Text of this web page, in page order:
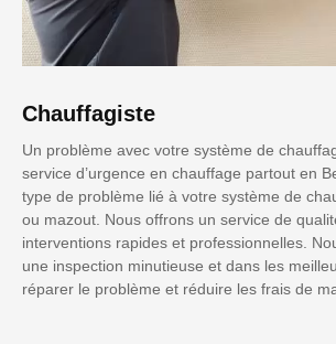
Chauffagiste
Un problème avec votre système de
service d’urgence en chauffage partout en
type de problème lié à votre système de
ou mazout. Nous offrons un service de
interventions rapides et professionnelles.
une inspection minutieuse et dans les
réparer le problème et réduire les frais de